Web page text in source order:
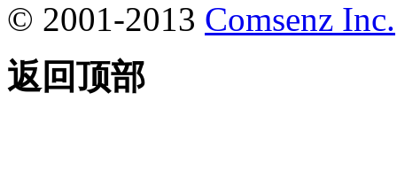
© 2001-2013 Comsenz Inc.
返回顶部